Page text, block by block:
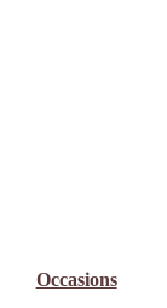
Occasions